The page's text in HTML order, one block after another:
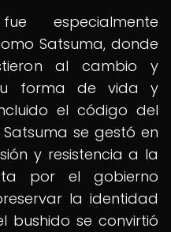
especialmente
Satsuma, donde
al cambio y
forma de vida y
el código del
se gestó en
y resistencia a la
por el gobierno
la identidad
bushido se convirtió